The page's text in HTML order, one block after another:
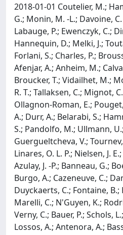
2018-01-01 Coutelier, M.;
G.; Monin, M. -L.; Davoine,
Labauge, P.; Ewenczyk, C.;
Hannequin, D.; Melki, J.;
Forlani, S.; Charles, P.;
Afenjar, A.; Anheim, M.;
Broucker, T.; Vidailhet, M.;
R. T.; Tallaksen, C.; Mignot,
Ollagnon-Roman, E.;
A.; Durr, A.; Belarabi, S.;
S.; Pandolfo, M.; Ullmann,
Guergueltcheva, V.;
Linares, O. L. P.; Nielsen, J.
Azulay, J. -P.; Banneau, G.;
Burgo, A.; Cazeneuve, C.;
Duyckaerts, C.; Fontaine, B.;
Marelli, C.; N'Guyen, K.;
Verny, C.; Bauer, P.; Schols,
Lossos, A.; Antenora, A.;